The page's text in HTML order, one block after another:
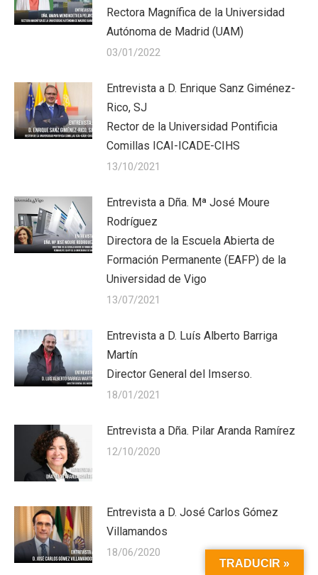
Rectora Magnífica de la Universidad
Autónoma de Madrid (UAM)
03/01/2022
Entrevista a D. Enrique Sanz Giménez-
Rico, SJ
Rector de la Universidad Pontificia
Comillas ICAI-ICADE-CIHS
13/10/2021
Entrevista a Dña. Mª José Moure
Rodríguez
Directora de la Escuela Abierta de
Formación Permanente (EAFP) de la
Universidad de Vigo
13/07/2021
Entrevista a D. Luís Alberto Barriga
Martín
Director General del Imserso.
18/01/2021
Entrevista a Dña. Pilar Aranda Ramírez
12/10/2020
Entrevista a D. José Carlos Gómez
Villamandos
18/06/2020
TRADUCIR »